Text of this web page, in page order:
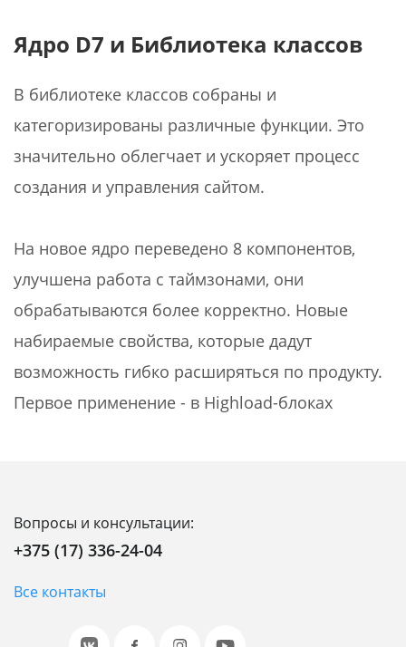
Ядро D7 и Библиотека классов
В библиотеке классов собраны и
категоризированы различные функции. Это
значительно облегчает и ускоряет процесс
создания и управления сайтом.
На новое ядро переведено 8 компонентов,
улучшена работа с таймзонами, они
обрабатываются более корректно. Новые
набираемые свойства, которые дадут
возможность гибко расширяться по продукту.
Первое применение - в Highload-блоках
Вопросы и консультации:
+375 (17) 336-24-04
Все контакты